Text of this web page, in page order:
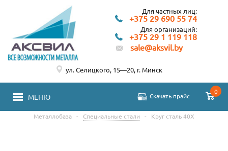
Для частных лиц:
+375 29 690 55 74
Для организаций:
+375 29 1 119 118
sale@aksvil.by
МЕНЮ Скачать прайс
0
ул. Селицкого, 15—20, г. Минск
Металлобаза - Специальные стали - Круг сталь 40Х